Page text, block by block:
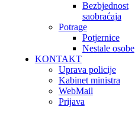
Bezbjednost
saobraćaja
Potrage
Potjernice
Nestale osobe
KONTAKT
Uprava policije
Kabinet ministra
WebMail
Prijava